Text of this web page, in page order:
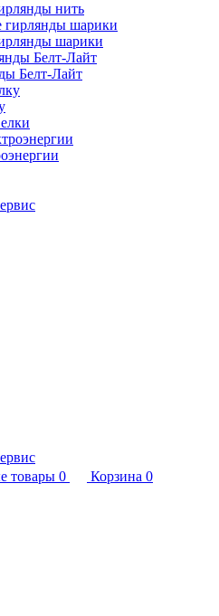
нить
шарики
Белт-Лайт
товары 0 Корзина 0